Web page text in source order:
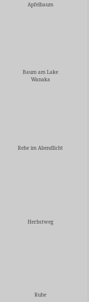
Apfelbaum
Baum am Lake
Wanaka
Rehe im Abendlicht
Herbstweg
Ruhe